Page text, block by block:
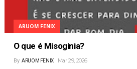
ARUOM FENIX
O que é Misoginia?
By ARUOM FENIX Mar 29, 2026